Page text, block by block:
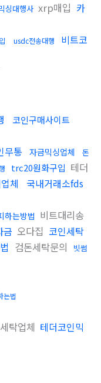
싱대행사 xrp매입 카
usdc전송대행
비트코
코인구매사이트
무통 자금믹싱업체
돈
trc20원화구입 테더
체
국내거래소fds
하는방법 비트대리송
금 오다집 코인세탁
검돈세탁문의
빗썸
는법
탁업체 테더코인믹